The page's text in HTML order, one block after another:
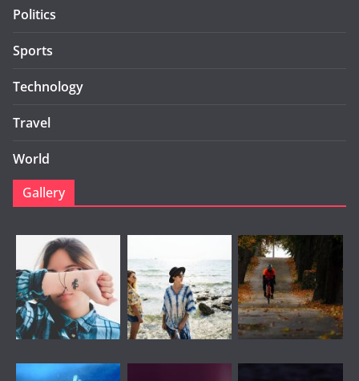
Politics
Sports
Technology
Travel
World
Gallery